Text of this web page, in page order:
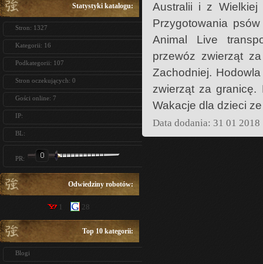
Statystyki katalogu:
Stron: 1327
Kategorii: 16
Podkategorii: 107
Stron oczekujących: 0
Gości online: 7
IP:
BL:
PR:
Odwiedziny robotów:
1 28
Top 10 kategorii:
Blogi
Australii i z Wielkiej
Przygotowania
Animal Live
przewóz zwierząt
Zachodniej.
zwierząt za granicę.
Wakacje dla dzieci
Data dodania: 31 01 2018